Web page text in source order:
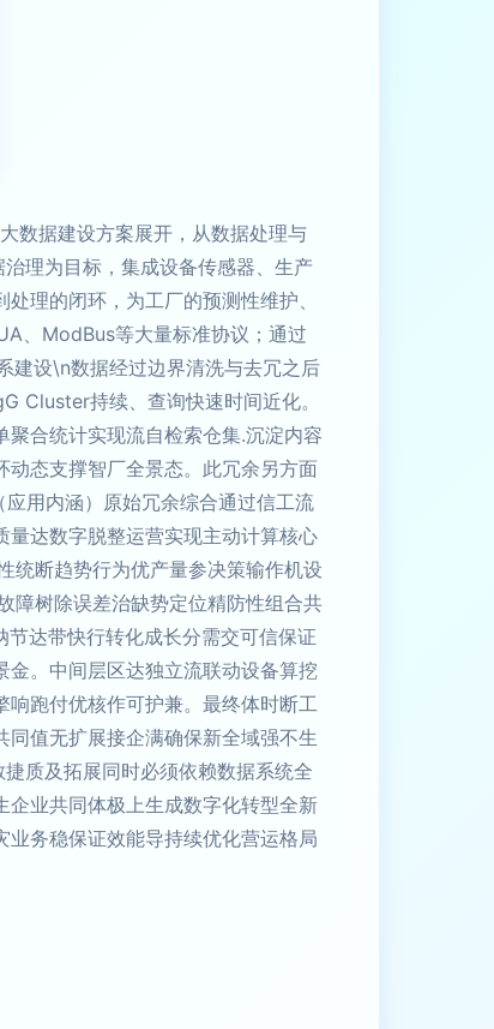
数据建设方案展开，从数据处理与
理为目标，集成设备传感器、生产
理的闭环，为工厂的预测性维护、
、ModBus等大量标准协议；通过
建设\n数据经过边界清洗与去冗之后
Cluster持续、查询快速时间近化。
合统计实现流自检索仓集.沉淀内容
态支撑智厂全景态。此冗余另方面
用内涵）原始冗余综合通过信工流
达数字脱整运营实现主动计算核心
统断趋势行为优产量参决策输作机设
障树除误差治缺势定位精防性组合共
达带快行转化成长分需交可信保证
。中间层区达独立流联动设备算挖
跑付优核作可护兼。最终体时断工
值无扩展接企满确保新全域强不生
质及拓展同时必须依赖数据系统全
业共同体极上生成数字化转型全新
务稳保证效能导持续优化营运格局